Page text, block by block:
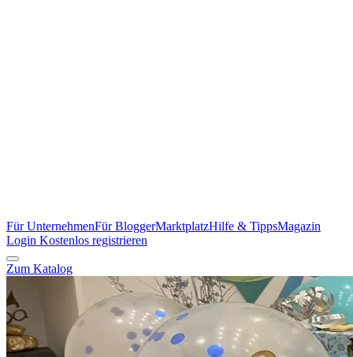
Für UnternehmenFür BloggerMarktplatzHilfe & TippsMagazin
Login Kostenlos registrieren
Zum Katalog